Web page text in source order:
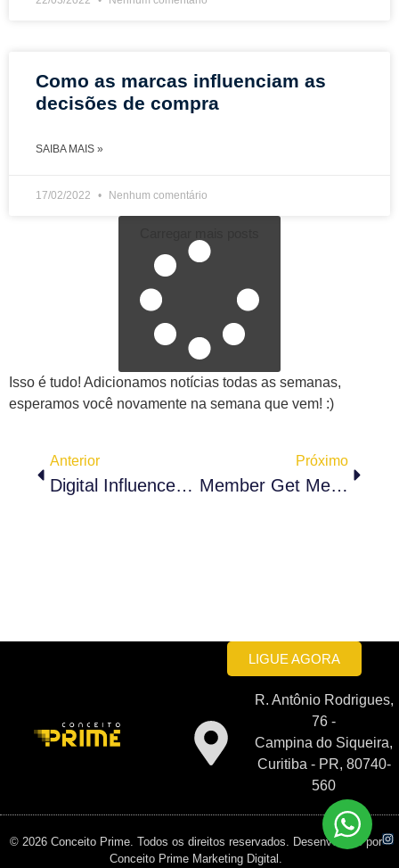
Como as marcas influenciam as
decisões de compra
SAIBA MAIS »
17/02/2022 Nenhum comentário
Isso é tudo! Adicionamos notícias todas as semanas,
esperamos você novamente na semana que vem! :)
Anterior
Digital Influencer: Vale A Pena Contratar Um?
Próximo
Member Get Member: Estratégia De Marketing Para O Seu Negócio
LIGUE AGORA
R. Antônio Rodrigues,
76 -
Campina do Siqueira,
Curitiba - PR, 80740-
560
© 2026 Conceito Prime. Todos os direitos reservados. Desenvolvido por
Conceito Prime Marketing Digital.